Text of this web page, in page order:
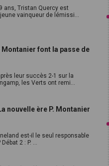
ans, Tristan Quercy est
vainqueur de lémissi...
Montanier font la passe de
leur succès 2-1 sur la
les Verts ont remi...
nouvelle ère P. Montanier
est-il le seul responsable
2 : P. ...